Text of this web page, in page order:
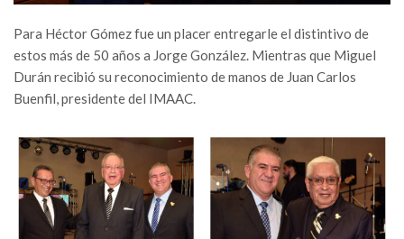
Para Héctor Gómez fue un placer entregarle el distintivo de
estos más de 50 años a Jorge González. Mientras que Miguel
Durán recibió su reconocimiento de manos de Juan Carlos
Buenfil, presidente del IMAAC.